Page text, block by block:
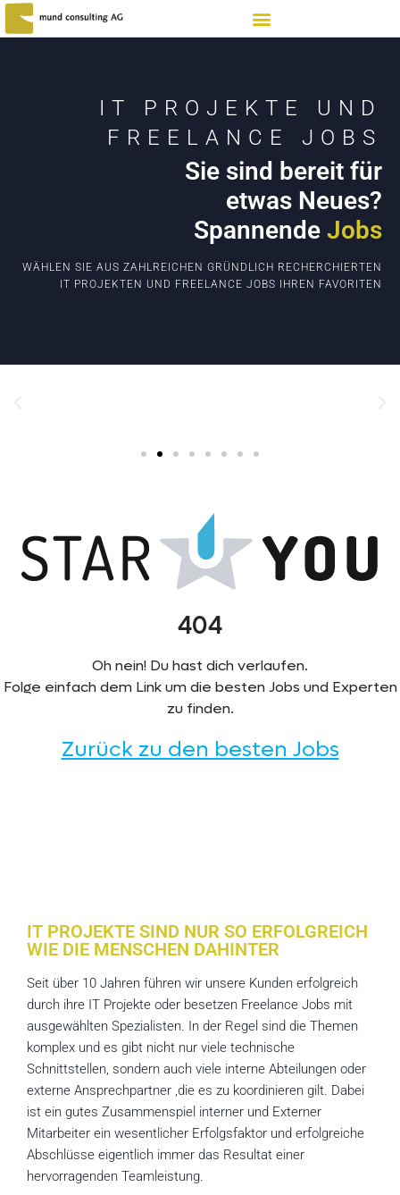
IT PROJEKTE UND
FREELANCE JOBS
Sie sind bereit für
etwas Neues?
Spannende Jobs
WÄHLEN SIE AUS ZAHLREICHEN GRÜNDLICH RECHERCHIERTEN
IT PROJEKTEN UND FREELANCE JOBS IHREN FAVORITEN
IT PROJEKTE SIND NUR SO ERFOLGREICH
WIE DIE MENSCHEN DAHINTER
Seit über 10 Jahren führen wir unsere Kunden erfolgreich
durch ihre IT Projekte oder besetzen Freelance Jobs mit
ausgewählten Spezialisten. In der Regel sind die Themen
komplex und es gibt nicht nur viele technische
Schnittstellen, sondern auch viele interne Abteilungen oder
externe Ansprechpartner ,die es zu koordinieren gilt. Dabei
ist ein gutes Zusammenspiel interner und Externer
Mitarbeiter ein wesentlicher Erfolgsfaktor und erfolgreiche
Abschlüsse eigentlich immer das Resultat einer
hervorragenden Teamleistung.